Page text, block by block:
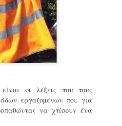
οι λέξεις που τους
εργαζομένων που για
να χτίσουν ένα
εκπαιδευμένους
ήδη ολοκληρώσει την
είναι έτοιμοι να
Στο πλαίσιο της
ολοκαίνουργια
τις περιπολίες και τις